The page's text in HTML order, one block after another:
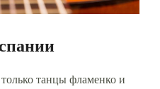
танцы фламенко и